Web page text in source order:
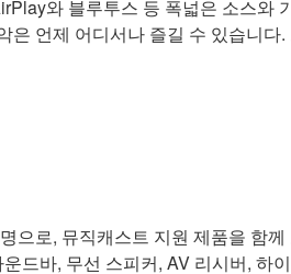
와 블루투스 등 폭넓은 소스와
언제 어디서나 즐길 수 있습니
로, 뮤직캐스트 지원 제품을 함
드바, 무선 스피커, AV 리시버,